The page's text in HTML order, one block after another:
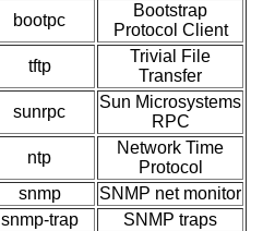
bootpc
Bootstrap
Protocol Client
tftp
Trivial File
Transfer
sunrpc
Sun Microsystems
RPC
ntp
Network Time
Protocol
snmp
SNMP net monitor
snmp-trap
SNMP traps